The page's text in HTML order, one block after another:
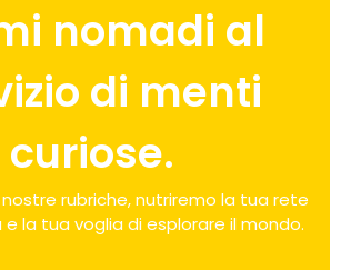
nomadi al
di menti
curiose.
rubriche, nutriremo la tua rete
la tua voglia di esplorare il mondo.